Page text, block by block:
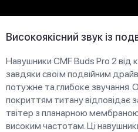
Високоякісний звук із
Навушники CMF Buds Pro 2 від
завдяки своїм подвійним
потужне та глибоке звучання.
покриттям титану відповідає
твітер з планарною мембраною
високим частотам. Ці